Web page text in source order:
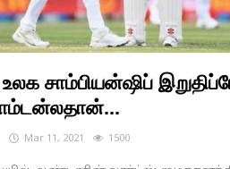
சாம்பியன்ஷிப்
Mar 11, 2021 1500